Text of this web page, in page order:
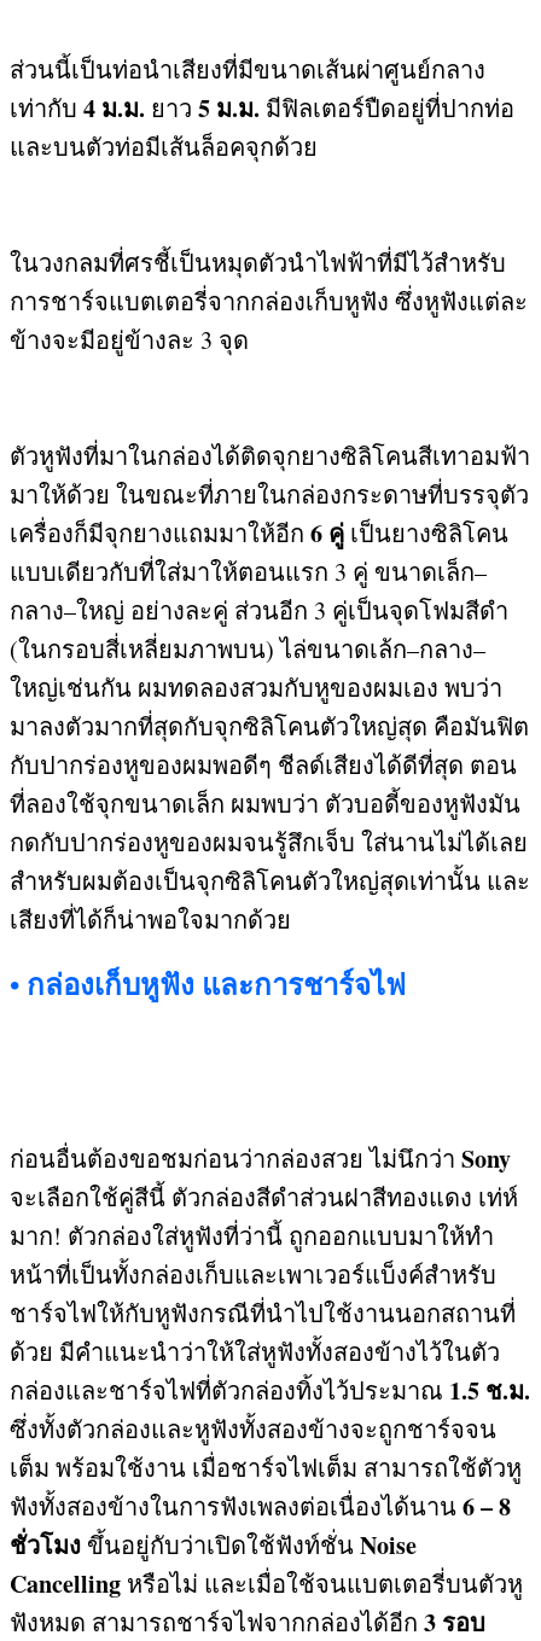
ส่วนนี้เป็นท่อนำเสียงที่มีขนาดเส้นผ่าศูนย์กลาง
เท่ากับ 4 ม.ม. ยาว 5 ม.ม. มีฟิลเตอร์ปืดอยู่ที่ปากท่อ
และบนตัวท่อมีเส้นล็อคจุกด้วย
ในวงกลมที่ศรชี้เป็นหมุดตัวนำไฟฟ้าที่มีไว้สำหรับ
การชาร์จแบตเตอรี่จากกล่องเก็บหูฟัง ซึ่งหูฟังแต่ละ
ข้างจะมีอยู่ข้างละ 3 จุด
ตัวหูฟังที่มาในกล่องได้ติดจุกยางซิลิโคนสีเทาอมฟ้า
มาให้ด้วย ในขณะที่ภายในกล่องกระดาษที่บรรจุตัว
เครื่องก็มีจุกยางแถมมาให้อีก 6 คู่ เป็นยางซิลิโคน
แบบเดียวกับที่ใส่มาให้ตอนแรก 3 คู่ ขนาดเล็ก–
กลาง–ใหญ่ อย่างละคู่ ส่วนอีก 3 คู่เป็นจุดโฟมสีดำ
(ในกรอบสี่เหลี่ยมภาพบน)ไล่ขนาดเล้ก–กลาง–
ใหญ่เช่นกัน ผมทดลองสวมกับหูของผมเอง พบว่า
มาลงตัวมากที่สุดกับจุกซิลิโคนตัวใหญ่สุด คือมันฟิต
กับปากร่องหูของผมพอดีๆ ชีลด์เสียงได้ดีที่สุด ตอน
ที่ลองใช้จุกขนาดเล็ก ผมพบว่า ตัวบอดี้ของหูฟังมัน
กดกับปากร่องหูของผมจนรู้สึกเจ็บ ใส่นานไม่ได้เลย
สำหรับผมต้องเป็นจุกซิลิโคนตัวใหญ่สุดเท่านั้น และ
เสียงที่ได้ก็น่าพอใจมากด้วย
• กล่องเก็บหูฟัง และการชาร์จไฟ
ก่อนอื่นต้องขอชมก่อนว่ากล่องสวย ไม่นึกว่า Sony
จะเลือกใช้คู่สีนี้ ตัวกล่องสีดำส่วนฝาสีทองแดง เท่ห์
มาก! ตัวกล่องใส่หูฟังที่ว่านี้ ถูกออกแบบมาให้ทำ
หน้าที่เป็นทั้งกล่องเก็บและเพาเวอร์แบ็งค์สำหรับ
ชาร์จไฟให้กับหูฟังกรณีที่นำไปใช้งานนอกสถานที่
ด้วย มีคำแนะนำว่าให้ใส่หูฟังทั้งสองข้างไว้ในตัว
กล่องและชาร์จไฟที่ตัวกล่องทิ้งไว้ประมาณ 1.5 ช.ม.
ซึ่งทั้งตัวกล่องและหูฟังทั้งสองข้างจะถูกชาร์จจน
เต็ม พร้อมใช้งาน เมื่อชาร์จไฟเต็ม สามารถใช้ตัวหู
ฟังทั้งสองข้างในการฟังเพลงต่อเนื่องได้นาน6 – 8
ชั่วโมง ขึ้นอยู่กับว่าเปิดใช้ฟังท์ชั่นNoise
Cancelling หรือไม่ และเมื่อใช้จนแบตเตอรี่บนตัวหู
ฟังหมด สามารถชาร์จไฟจากกล่องได้อีก 3 รอบ